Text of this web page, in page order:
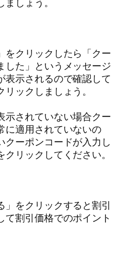
しょう。
をクリックしたら「クー
した」というメッセージ
表示されるので確認して
リックしましょう。
示されていない場合クー
に適用されていないの
クーポンコードが入力し
リックしてください。
」をクリックすると割引
て割引価格でのポイント